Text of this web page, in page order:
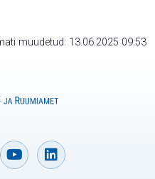
muudetud: 13.06.2025 09:53